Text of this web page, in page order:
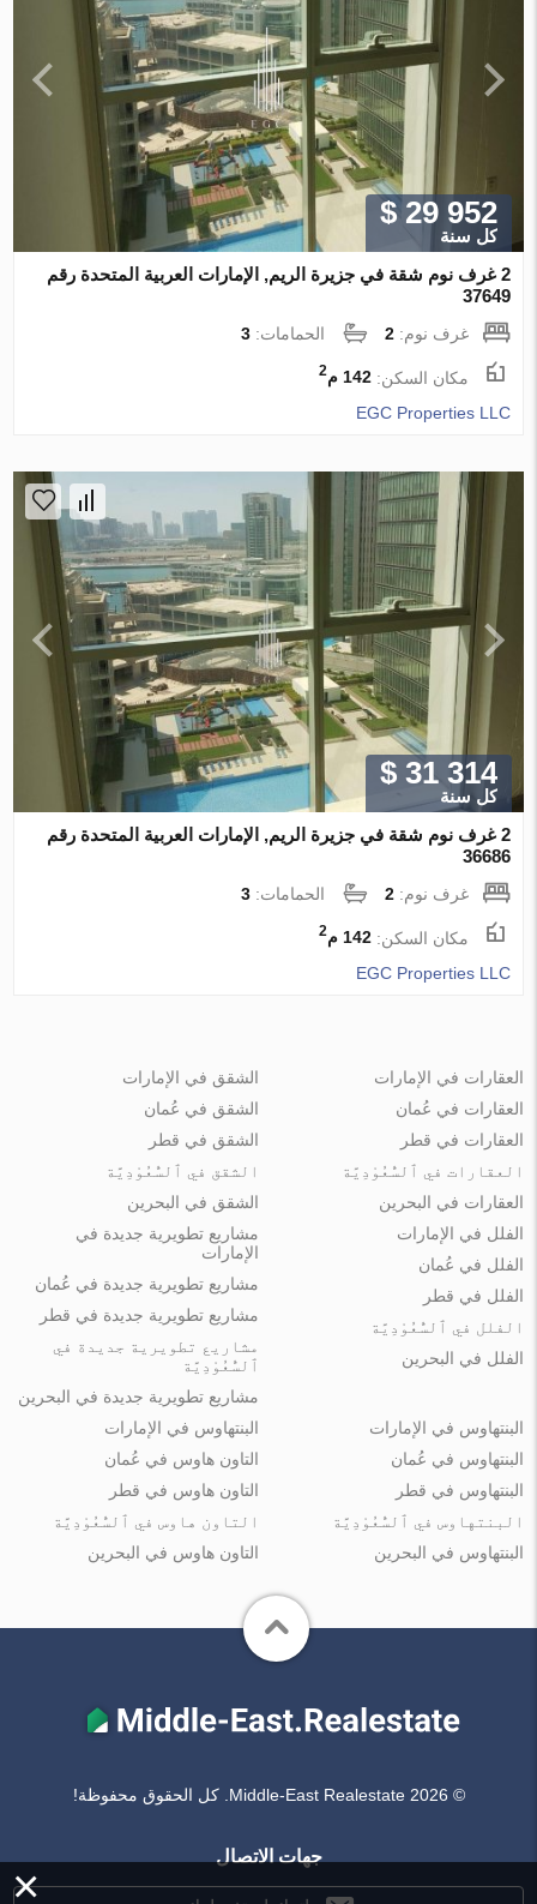
$ 29 952
كل سنة
2 غرف نوم شقة في جزيرة الريم, الإمارات العربية المتحدة رقم
37649
غرف نوم:2 الحمامات:3
مكان السكن:142 م 2
EGC Properties LLC
$ 31 314
كل سنة
2 غرف نوم شقة في جزيرة الريم, الإمارات العربية المتحدة رقم
36686
غرف نوم:2 الحمامات:3
مكان السكن:142 م 2
EGC Properties LLC
العقارات في الإمارات
العقارات في عُمان
العقارات في قطر
العقارات في ٱلسُّعُوْدِيَّة
العقارات في البحرين
الشقق في الإمارات
الشقق في عُمان
الشقق في قطر
الشقق في ٱلسُّعُوْدِيَّة
الشقق في البحرين
الفلل في الإمارات
الفلل في عُمان
الفلل في قطر
الفلل في ٱلسُّعُوْدِيَّة
الفلل في البحرين
مشاريع تطويرية جديدة في
الإمارات
مشاريع تطويرية جديدة في عُمان
مشاريع تطويرية جديدة في قطر
مشاريع تطويرية جديدة في
ٱلسُّعُوْدِيَّة
مشاريع تطويرية جديدة في البحرين
البنتهاوس في الإمارات
البنتهاوس في عُمان
البنتهاوس في قطر
البنتهاوس في ٱلسُّعُوْدِيَّة
البنتهاوس في البحرين
البنتهاوس في الإمارات
التاون هاوس في عُمان
التاون هاوس في قطر
التاون هاوس في ٱلسُّعُوْدِيَّة
التاون هاوس في البحرين
© Middle-East Realestate 2026. كل الحقوق محفوظة!
جهات الاتصال
×